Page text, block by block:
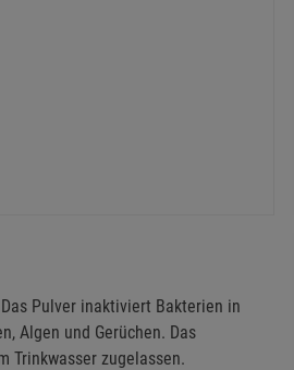
Pulver inaktiviert Bakterien in
Algen und Gerüchen. Das
Trinkwasser zugelassen.